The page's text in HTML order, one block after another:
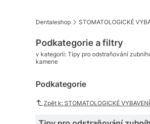
Dentaleshop STOMATOLOGICKÉ
Podkategorie a filtry
v kategorii: Tipy pro odstraňování
kamene
Podkategorie
Zpět k: STOMATOLOGICKÉ VYBAVENÍ